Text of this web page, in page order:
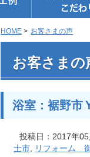
リフォーム・ア
お客さまへの5
リフォームの流
リフォームQ&A
安心保証
リフォームロー
HOME > お客さまの声
> 浴室：裾野市Ｙさま 連休
お客さまの
浴室：裾野市
投稿日：2017年
士市
リフォーム